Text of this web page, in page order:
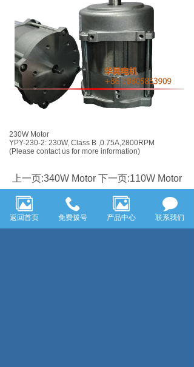
230W Motor
YPY-230-2: 230W, Class B ,0.75A,2800RPM
(Please contact us for more information)
上一页:340W Motor 下一页:110W Motor
返回首页 免费拨号 产品中心 联系我们